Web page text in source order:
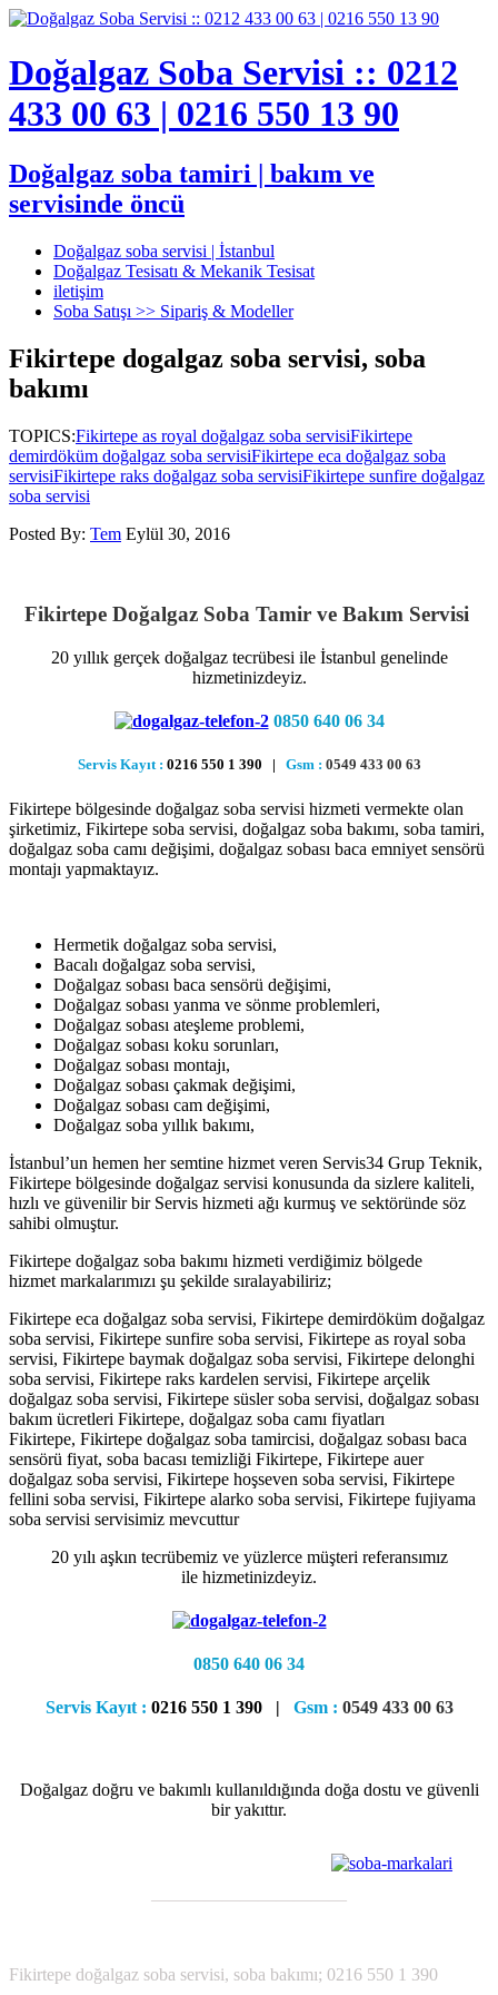
Doğalgaz Soba Servisi :: 0212
433 00 63 | 0216 550 13 90
Doğalgaz soba tamiri | bakım ve
servisinde öncü
Doğalgaz soba servisi | İstanbul
Doğalgaz Tesisatı & Mekanik Tesisat
iletişim
Soba Satışı >> Sipariş & Modeller
Fikirtepe dogalgaz soba servisi, soba
bakımı
TOPICS:Fikirtepe as royal doğalgaz soba servisiFikirtepe
demirdöküm doğalgaz soba servisiFikirtepe eca doğalgaz soba
servisiFikirtepe raks doğalgaz soba servisiFikirtepe sunfire doğalgaz
soba servisi
Posted By: Tem Eylül 30, 2016
Fikirtepe Doğalgaz Soba Tamir ve Bakım Servisi
20 yıllık gerçek doğalgaz tecrübesi ile İstanbul genelinde
hizmetinizdeyiz.
0850 640 06 34
Servis Kayıt : 0216 550 1 390 | Gsm : 0549 433 00 63
Fikirtepe bölgesinde doğalgaz soba servisi hizmeti vermekte olan
şirketimiz, Fikirtepe soba servisi, doğalgaz soba bakımı, soba tamiri,
doğalgaz soba camı değişimi, doğalgaz sobası baca emniyet sensörü
montajı yapmaktayız.
Hermetik doğalgaz soba servisi,
Bacalı doğalgaz soba servisi,
Doğalgaz sobası baca sensörü değişimi,
Doğalgaz sobası yanma ve sönme problemleri,
Doğalgaz sobası ateşleme problemi,
Doğalgaz sobası koku sorunları,
Doğalgaz sobası montajı,
Doğalgaz sobası çakmak değişimi,
Doğalgaz sobası cam değişimi,
Doğalgaz soba yıllık bakımı,
İstanbul’un hemen her semtine hizmet veren Servis34 Grup Teknik,
Fikirtepe bölgesinde doğalgaz servisi konusunda da sizlere kaliteli,
hızlı ve güvenilir bir Servis hizmeti ağı kurmuş ve sektöründe söz
sahibi olmuştur.
Fikirtepe doğalgaz soba bakımı hizmeti verdiğimiz bölgede
hizmet markalarımızı şu şekilde sıralayabiliriz;
Fikirtepe eca doğalgaz soba servisi, Fikirtepe demirdöküm doğalgaz
soba servisi, Fikirtepe sunfire soba servisi, Fikirtepe as royal soba
servisi, Fikirtepe baymak doğalgaz soba servisi, Fikirtepe delonghi
soba servisi, Fikirtepe raks kardelen servisi, Fikirtepe arçelik
doğalgaz soba servisi, Fikirtepe süsler soba servisi, doğalgaz sobası
bakım ücretleri Fikirtepe, doğalgaz soba camı fiyatları
Fikirtepe, Fikirtepe doğalgaz soba tamircisi, doğalgaz sobası baca
sensörü fiyat, soba bacası temizliği Fikirtepe, Fikirtepe auer
doğalgaz soba servisi, Fikirtepe hoşseven soba servisi, Fikirtepe
fellini soba servisi, Fikirtepe alarko soba servisi, Fikirtepe fujiyama
soba servisi servisimiz mevcuttur
20 yılı aşkın tecrübemiz ve yüzlerce müşteri referansımız
ile hizmetinizdeyiz.
0850 640 06 34
Servis Kayıt : 0216 550 1 390 | Gsm : 0549 433 00 63
Doğalgaz doğru ve bakımlı kullanıldığında doğa dostu ve güvenli
bir yakıttır.
———————————
Fikirtepe doğalgaz soba servisi, soba bakımı; 0216 550 1 390